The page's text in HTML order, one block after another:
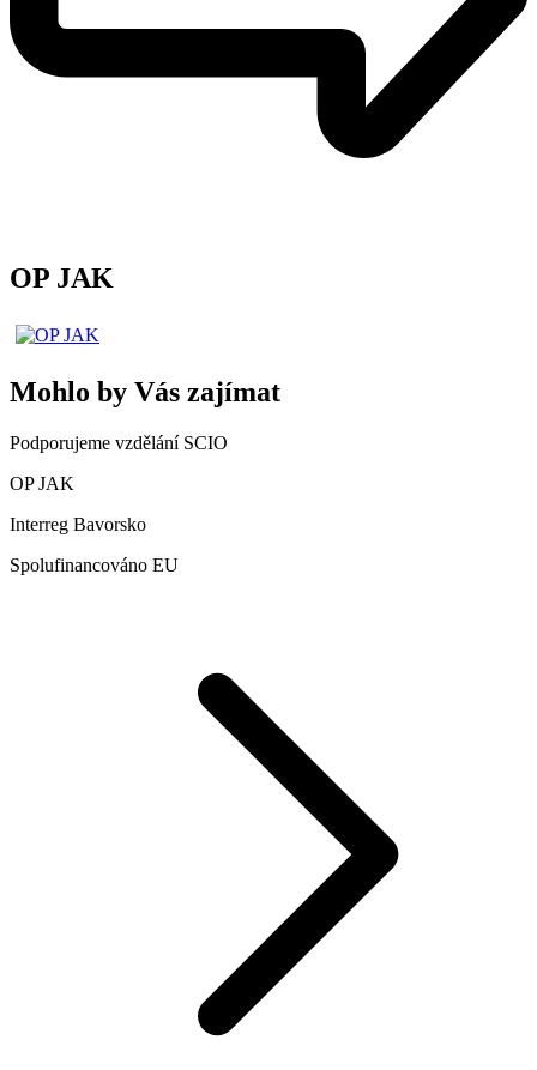
OP JAK
Mohlo by Vás zajímat
Podporujeme vzdělání SCIO
OP JAK
Interreg Bavorsko
Spolufinancováno EU